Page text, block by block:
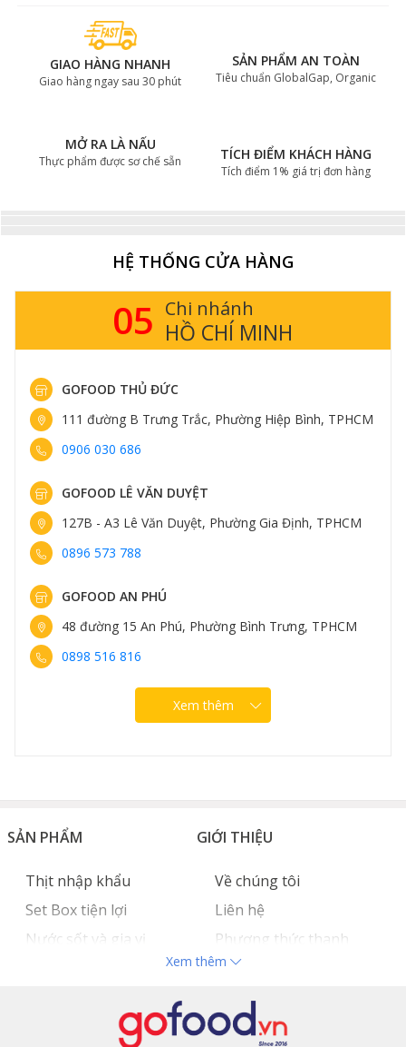
GIAO HÀNG NHANH
Giao hàng ngay sau 30 phút
Tiêu chuẩn GlobalGap, Organic
Thực phẩm được sơ chế sẵn
TÍCH ĐIỂM KHÁCH HÀNG
Tích điểm 1% giá trị đơn hàng
HỆ THỐNG CỬA HÀNG
05 Chi nhánh
HỒ CHÍ MINH
GOFOOD THỦ ĐỨC
111 đường B Trưng Trắc, Phường Hiệp Bình, TPHCM
0906 030 686
GOFOOD LÊ VĂN DUYỆT
127B - A3 Lê Văn Duyệt, Phường Gia Định, TPHCM
0896 573 788
GOFOOD AN PHÚ
48 đường 15 An Phú, Phường Bình Trưng, TPHCM
0898 516 816
Xem thêm
SẢN PHẨM
Thịt nhập khẩu
Set Box tiện lợi
Nước sốt và gia vị
GIỚI THIỆU
Về chúng tôi
Liên hệ
Phương thức thanh
toán
Tuyển dụng
Xem thêm